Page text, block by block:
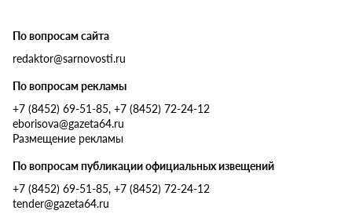
По вопросам сайта
redaktor@sarnovosti.ru
По вопросам рекламы
+7 (8452) 69-51-85, +7 (8452) 72-24-12
eborisova@gazeta64.ru
Размещение рекламы
По вопросам публикации официальных извещений
+7 (8452) 69-51-85, +7 (8452) 72-24-12
tender@gazeta64.ru